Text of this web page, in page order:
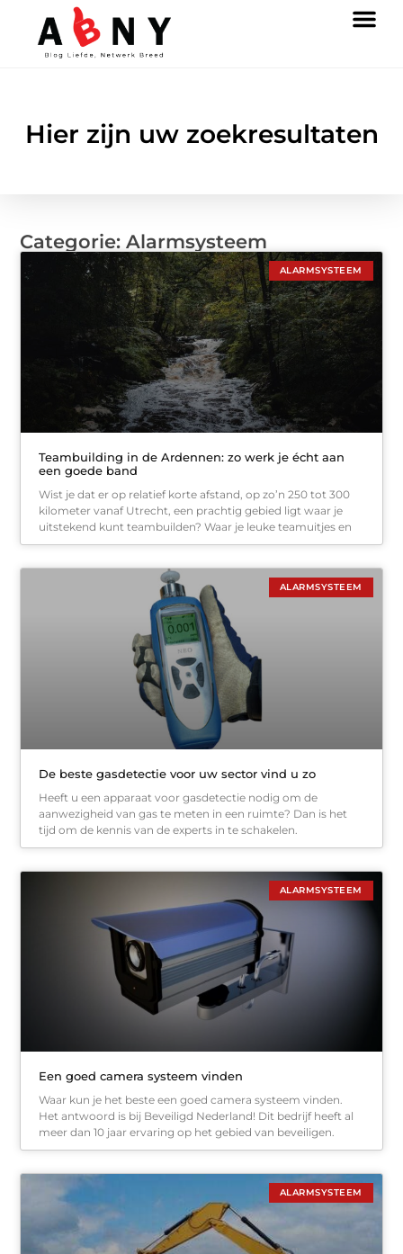
Hier zijn uw zoekresultaten
Categorie: Alarmsysteem
ALARMSYSTEEM
Teambuilding in de Ardennen: zo werk je écht aan
een goede band
Wist je dat er op relatief korte afstand, op zo’n 250 tot 300
kilometer vanaf Utrecht, een prachtig gebied ligt waar je
uitstekend kunt teambuilden? Waar je leuke teamuitjes en
ALARMSYSTEEM
De beste gasdetectie voor uw sector vind u zo
Heeft u een apparaat voor gasdetectie nodig om de
aanwezigheid van gas te meten in een ruimte? Dan is het
tijd om de kennis van de experts in te schakelen.
ALARMSYSTEEM
Een goed camera systeem vinden
Waar kun je het beste een goed camera systeem vinden.
Het antwoord is bij Beveiligd Nederland! Dit bedrijf heeft al
meer dan 10 jaar ervaring op het gebied van beveiligen.
ALARMSYSTEEM